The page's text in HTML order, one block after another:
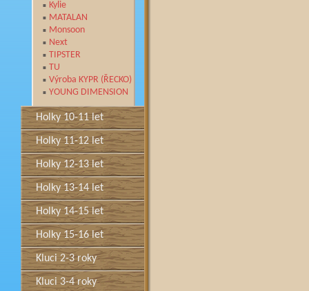
Kylie
MATALAN
Monsoon
Next
TIPSTER
TU
Výroba KYPR (ŘECKO)
YOUNG DIMENSION
Holky 10-11 let
Holky 11-12 let
Holky 12-13 let
Holky 13-14 let
Holky 14-15 let
Holky 15-16 let
Kluci 2-3 roky
Kluci 3-4 roky